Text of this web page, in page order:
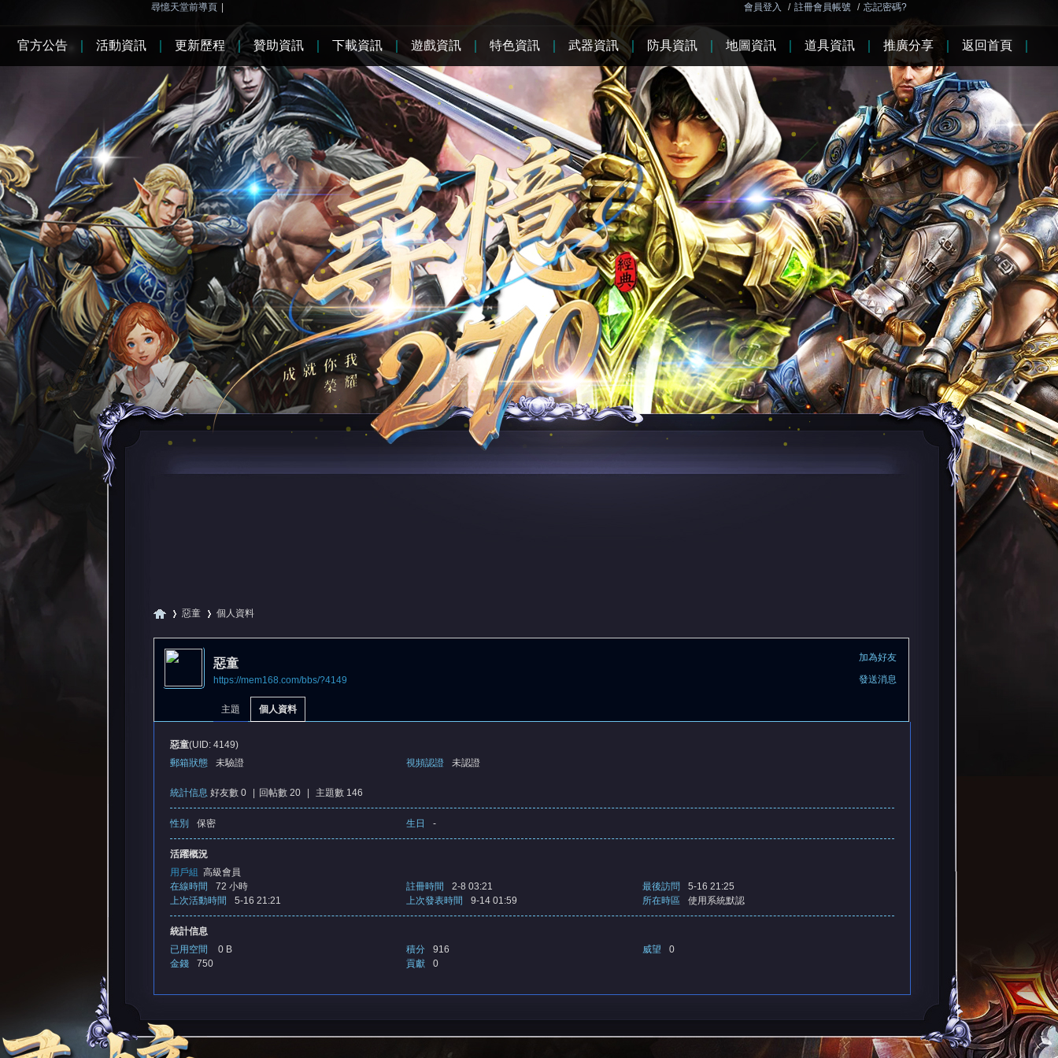
尋憶天堂前導頁 會員登入 / 註冊會員帳號 / 忘記密碼?
天
惡童 個人資料
加為好友
發送消息
惡童
https://mem168.com/bbs/?4149
主題 個人資料
惡童(UID: 4149)
郵箱狀態
未驗證 視頻認證 未認證
統計信息 好友數 0 回帖數 20 主題數 146
性別 保密 生日 -
活躍概況
用戶組 高級會員
在線時間
72 小時 註冊時間 2-8 03:21 最後訪問
5-16 21:25
上次活動時間
5-16 21:21 上次發表時間 9-14 01:59 所在時區 使用系統默認
統計信息
已用空間
0 B 積分 916 威望
0
金錢
750 貢獻 0